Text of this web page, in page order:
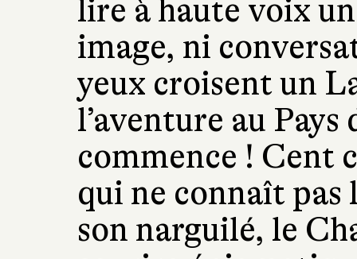
lire à haute voix
image, ni
yeux croisent un
l’aventure au
commence ! Cent
qui ne connaît
son narguilé, le